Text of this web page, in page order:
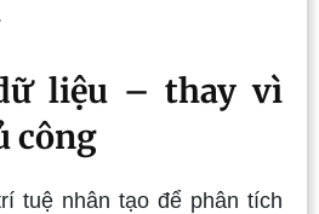
liệu – thay vì
công
tuệ nhân tạo để phân tích